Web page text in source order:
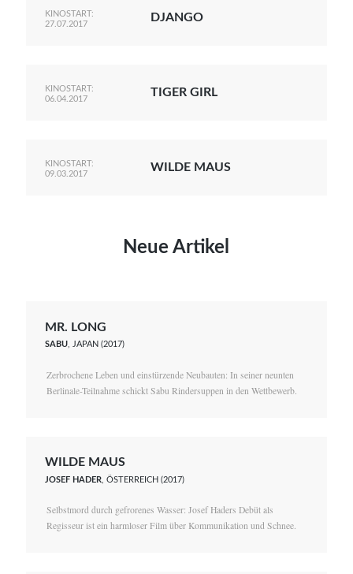
KINOSTART:
27.07.2017
DJANGO
KINOSTART:
06.04.2017
TIGER GIRL
KINOSTART:
09.03.2017
WILDE MAUS
Neue Artikel
MR. LONG
SABU, JAPAN (2017)
Zerbrochene Leben und einstürzende Neubauten: In seiner neunten
Berlinale-Teilnahme schickt Sabu Rindersuppen in den Wettbewerb.
WILDE MAUS
JOSEF HADER , ÖSTERREICH (2017)
Selbstmord durch gefrorenes Wasser: Josef Haders Debüt als
Regisseur ist ein harmloser Film über Kommunikation und Schnee.